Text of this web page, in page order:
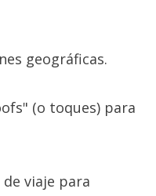
geográficas.
(o toques) para
viaje para